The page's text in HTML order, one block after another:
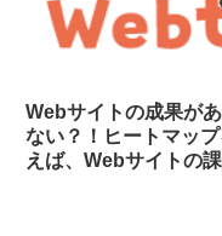
Webサイトの成果が
ない？！ヒートマッ
えば、Webサイトの